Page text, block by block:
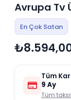
Avrupa Tv
En Çok Satan
Tüm
9 Ay
Tüm